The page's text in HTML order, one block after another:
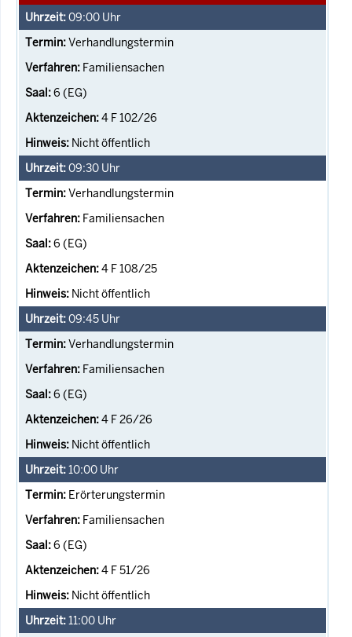
09:00 Uhr
Verhandlungstermin
Familiensachen
6 (EG)
4 F 102/26
Nicht öffentlich
09:30 Uhr
Verhandlungstermin
Familiensachen
6 (EG)
4 F 108/25
Nicht öffentlich
09:45 Uhr
Verhandlungstermin
Familiensachen
6 (EG)
4 F 26/26
Nicht öffentlich
10:00 Uhr
Erörterungstermin
Familiensachen
6 (EG)
4 F 51/26
Nicht öffentlich
11:00 Uhr